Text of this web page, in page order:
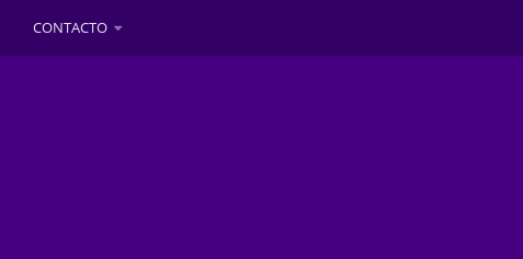
CONTACTO